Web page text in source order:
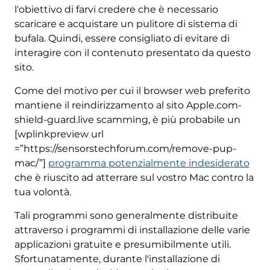
l'obiettivo di farvi credere che è necessario
scaricare e acquistare un pulitore di sistema di
bufala. Quindi, essere consigliato di evitare di
interagire con il contenuto presentato da questo
sito.
Come del motivo per cui il browser web preferito
mantiene il reindirizzamento al sito Apple.com-
shield-guard.live scamming, è più probabile un
[wplinkpreview url
=”https://sensorstechforum.com/remove-pup-
mac/”] programma potenzialmente indesiderato
che è riuscito ad atterrare sul vostro Mac contro la
tua volontà.
Tali programmi sono generalmente distribuite
attraverso i programmi di installazione delle varie
applicazioni gratuite e presumibilmente utili.
Sfortunatamente, durante l'installazione di